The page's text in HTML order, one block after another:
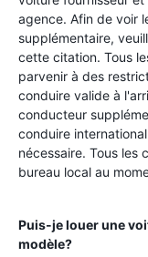
agence. Afin de voir
supplémentaire,
cette citation. Tous
parvenir à des
conduire valide à
conducteur
conduire
nécessaire. Tous les
bureau local au
Puis-je louer une
modèle?